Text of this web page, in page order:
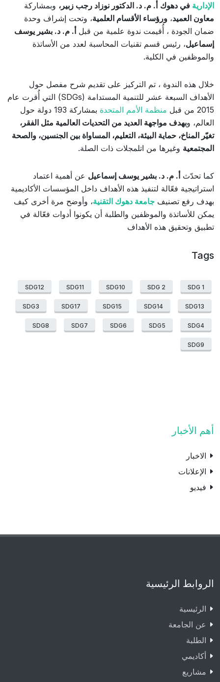
الإدارية في دهوك أ. م. د. الدكتور نوزاد رجب زبير، وبمشاركة
معاون العميد، ورؤساء الأقسام العلمية، وتحت إشراف وحدة
ضمان الجودة ، أُقيمت ندوة علمية من قبل أ. م. د. بشير يوسف
إسماعيل، رئيس قسم تقنيات المحاسبة لعدد من الأساتذة
والموظفين في الكلية.
خلال هذه الندوة ، تم التركيز على تقديم شرح مفصل حول
الأهداف السبعة عشر للتنمية المستدامة (SDGs) التي أُقرت عام
2015 من قبل
منظمة الأمم المتحدة
بمشاركة 193 دولة حول
العالم، وبهدف مواجهة العديد من التحديات العالمية مثل الفقر،
تغيّر المناخ، حماية البيئة، التعليم، المساواة بين الجنسين، والصحة
المجتمعية وغيرها من اتلمجلات ذات الصلة.
كما تحدّث أ. م. د. بشير يوسف إسماعيل عن أهمية اعتماد
استراتيجية فعّالة لتنفيذ هذه الأهداف داخل المؤسسات الأكاديمية
بهدف رفع تصنيف جامعة دهوك التقنية، وأوضح مرة أخرى كيف
يمكن للأساتذة والموظفين والطلبة أن يكونوا أدوات فعّالة في
تطبيق وتحقيق هذه الأهداف
Tags
SDG 1
SDG 2
SDG10
SDG11
SDG12
SDG13
SDG14
SDG15
SDG17
SDG3
SDG4
SDG5
SDG6
SDG7
SDG8
SDG9
أهم الأخبار
الاخبار
الإعلانات
فيديو
الروابط الرئيسية
الرئيسية
عن الجامعة
الطلبة
أكاديمي
مشاريع